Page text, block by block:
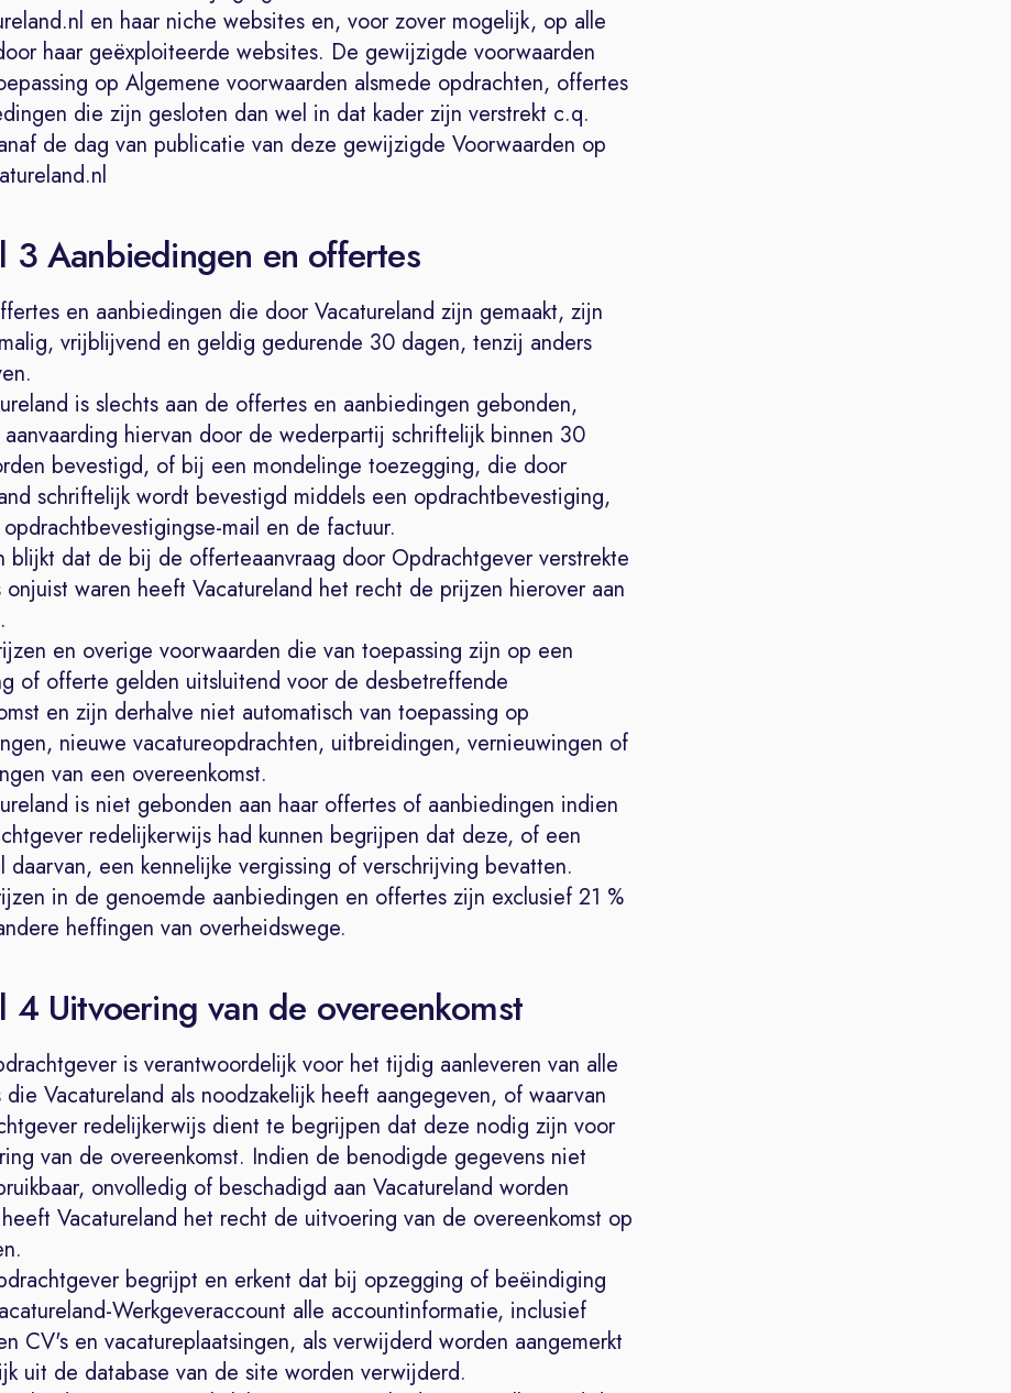
en haar niche websites en, voor zover mogelijk, op alle
haar geëxploiteerde websites. De gewijzigde voorwaarden
op Algemene voorwaarden alsmede opdrachten, offertes
die zijn gesloten dan wel in dat kader zijn verstrekt c.q.
de dag van publicatie van deze gewijzigde Voorwaarden op
3 Aanbiedingen en offertes
en aanbiedingen die door Vacatureland zijn gemaakt, zijn
vrijblijvend en geldig gedurende 30 dagen, tenzij anders
is slechts aan de offertes en aanbiedingen gebonden,
hiervan door de wederpartij schriftelijk binnen 30
bevestigd, of bij een mondelinge toezegging, die door
schriftelijk wordt bevestigd middels een opdrachtbevestiging,
mail en de factuur.
blijkt dat de bij de offerteaanvraag door Opdrachtgever verstrekte
onjuist waren heeft Vacatureland het recht de prijzen hierover aan
en overige voorwaarden die van toepassing zijn op een
of offerte gelden uitsluitend voor de desbetreffende
en zijn derhalve niet automatisch van toepassing op
nieuwe vacatureopdrachten, uitbreidingen, vernieuwingen of
van een overeenkomst.
is niet gebonden aan haar offertes of aanbiedingen indien
redelijkerwijs had kunnen begrijpen dat deze, of een
daarvan, een kennelijke vergissing of verschrijving bevatten.
in de genoemde aanbiedingen en offertes zijn exclusief 21 %
heffingen van overheidswege.
4 Uitvoering van de overeenkomst
is verantwoordelijk voor het tijdig aanleveren van alle
die Vacatureland als noodzakelijk heeft aangegeven, of waarvan
redelijkerwijs dient te begrijpen dat deze nodig zijn voor
van de overeenkomst. Indien de benodigde gegevens niet
onvolledig of beschadigd aan Vacatureland worden
Vacatureland het recht de uitvoering van de overeenkomst op
begrijpt en erkent dat bij opzegging of beëindiging
Werkgeveraccount alle accountinformatie, inclusief
CV's en vacatureplaatsingen, als verwijderd worden aangemerkt
uit de database van de site worden verwijderd.